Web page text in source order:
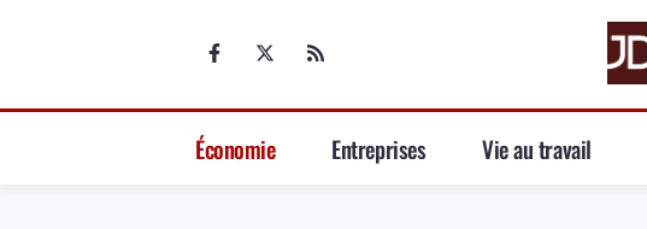
Économie Entreprises Vie au travail